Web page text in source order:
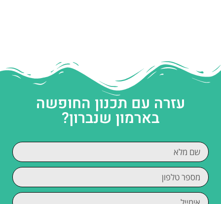
עזרה עם תכנון החופשה
בארמון שנברון?